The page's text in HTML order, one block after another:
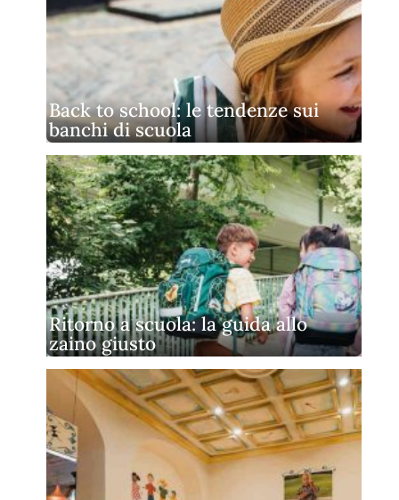
Back to school: le tendenze sui
banchi di scuola
Ritorno a scuola: la guida allo
zaino giusto